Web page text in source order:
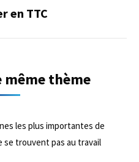
Onglet
en TTC
thème
les plus importantes de
se trouvent pas au travail